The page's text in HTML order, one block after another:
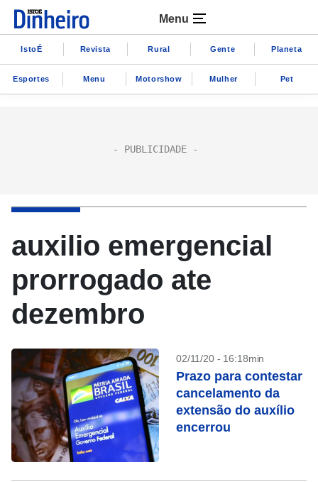
Menu
IstoÉ Revista Rural Gente Planeta
Esportes Menu Motorshow Mulher Pet
auxilio emergencial
prorrogado ate
dezembro
02/11/20 - 16:18min
Prazo para contestar
cancelamento da
extensão do auxílio
encerrou